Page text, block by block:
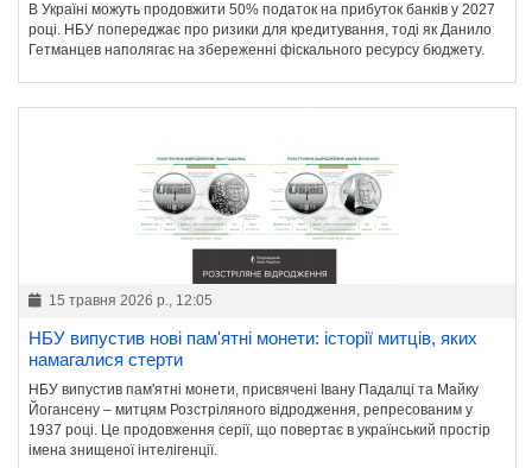
В Україні можуть продовжити 50% податок на прибуток банків у 2027
році. НБУ попереджає про ризики для кредитування, тоді як Данило
Гетманцев наполягає на збереженні фіскального ресурсу бюджету.
15 травня 2026 р., 12:05
НБУ випустив нові пам'ятні монети: історії митців, яких
намагалися стерти
НБУ випустив пам'ятні монети, присвячені Івану Падалці та Майку
Йогансену – митцям Розстріляного відродження, репресованим у
1937 році. Це продовження серії, що повертає в український простір
імена знищеної інтелігенції.